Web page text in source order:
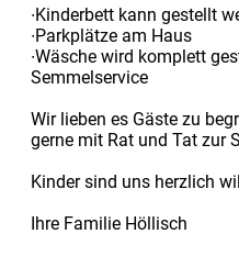
∙Kinderbett kann gestellt
∙Parkplätze am Haus
∙Wäsche wird komplett
Semmelservice
Wir lieben es Gäste zu
gerne mit Rat und Tat zur
Kinder sind uns herzlich
Ihre Familie Höllisch